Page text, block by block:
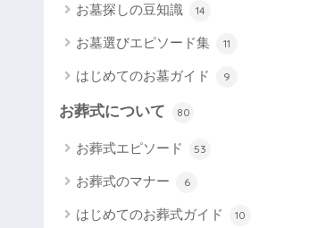
お墓探しの豆知識 14
お墓選びエピソード集 11
はじめてのお墓ガイド 9
お葬式について 80
お葬式エピソード 53
お葬式のマナー 6
はじめてのお葬式ガイド 10